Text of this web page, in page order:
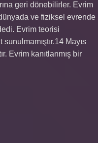
geri dönebilirler. Evrim
ve fiziksel evrende
Evrim teorisi
Mayıs
Evrim kanıtlanmış bir